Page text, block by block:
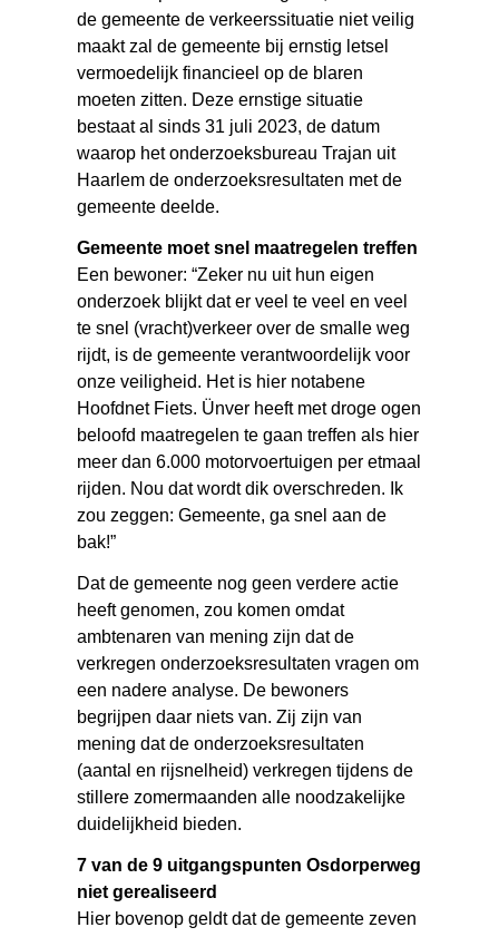
de gemeente de verkeerssituatie niet veilig
maakt zal de gemeente bij ernstig letsel
vermoedelijk financieel op de blaren
moeten zitten. Deze ernstige situatie
bestaat al sinds 31 juli 2023, de datum
waarop het onderzoeksbureau Trajan uit
Haarlem de onderzoeksresultaten met de
gemeente deelde.
Gemeente moet snel maatregelen treffen
Een bewoner: “Zeker nu uit hun eigen
onderzoek blijkt dat er veel te veel en veel
te snel (vracht)verkeer over de smalle weg
rijdt, is de gemeente verantwoordelijk voor
onze veiligheid. Het is hier notabene
Hoofdnet Fiets. Ünver heeft met droge ogen
beloofd maatregelen te gaan treffen als hier
meer dan 6.000 motorvoertuigen per etmaal
rijden. Nou dat wordt dik overschreden. Ik
zou zeggen: Gemeente, ga snel aan de
bak!”
Dat de gemeente nog geen verdere actie
heeft genomen, zou komen omdat
ambtenaren van mening zijn dat de
verkregen onderzoeksresultaten vragen om
een nadere analyse. De bewoners
begrijpen daar niets van. Zij zijn van
mening dat de onderzoeksresultaten
(aantal en rijsnelheid) verkregen tijdens de
stillere zomermaanden alle noodzakelijke
duidelijkheid bieden.
7 van de 9 uitgangspunten Osdorperweg
niet gerealiseerd
Hier bovenop geldt dat de gemeente zeven